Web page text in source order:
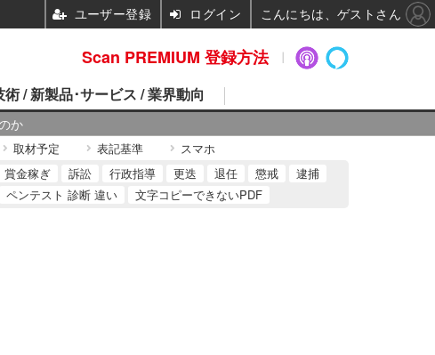
か
術 / 新製品･サービス / 業界動向
取材予定 表記基準 スマホ
賞金稼ぎ 訴訟 行政指導 更迭 退任 懲戒
逮捕
ペンテスト 診断 違い 文字コピーできないPDF
Scan PREMIUM 登録方法
ユーザー登録 ログイン こんにちは、ゲストさん